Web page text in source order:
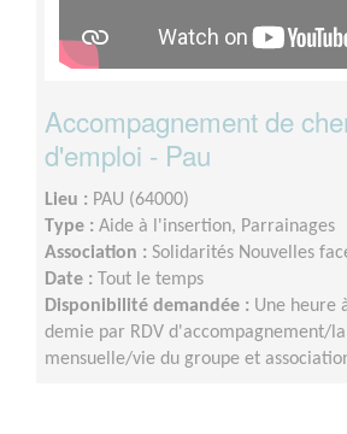
Accompagnement de
d'emploi - Pau
Lieu : PAU (64000)
Type : Aide à l'insertion, Parrainages
Association : Solidarités Nouvelles
Date :
Tout le temps
Disponibilité demandée : Une heure
demie par RDV d'accompagnement/
mensuelle/vie du groupe et